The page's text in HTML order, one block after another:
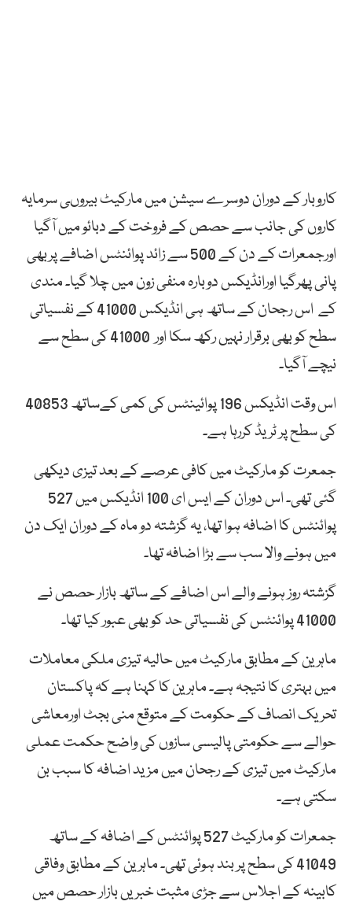
کاروبار کے دوران دوسرے سیشن میں مارکیٹ بیروںی سرمایہ
کاروں کی جانب سے حصص کے فروخت کے دبائو میں آگیا
اورجمعرات کے دن کے 500 سے زائد پوائنٹس اضافے پربھی
پانی پھرگیا اورانڈیکس دوبارہ منفی زون میں چلا گیا۔ مندی
کے اس رجحان کے ساتھ ہی انڈیکس 41000 کے نفسیاتی
سطح کو بھی برقرار نہیں رکھ سکا اور 41000 کی سطح سے
نیچے آگیا۔
اس وقت انڈیکس 196 پوائینٹس کی کمی کےساتھ 40853
کی سطح پر ٹریڈ کررہا ہے۔
جمعرت کو مارکیٹ میں کافی عرصے کے بعد تیزی دیکھی
گئی تھی۔ اس دوران کے ایس ای 100 انڈیکس میں 527
پوائنٹس کا اضافہ ہوا تھا، یہ گزشتہ دو ماہ کے دوران ایک دن
میں ہونے والا سب سے بڑا اضافہ تھا۔
گزشتہ روز ہونے والے اس اضافے کے ساتھ بازار حصص نے
41000 پوائنٹس کی نفسیاتی حد کو بھی عبور کیا تھا۔
ماہرین کے مطابق مارکیٹ میں حالیہ تیزی ملکی معاملات
میں بہتری کا نتیجہ ہے۔ ماہرین کا کہنا ہے کہ پاکستان
تحریک انصاف کے حکومت کے متوقع منی بجٹ اورمعاشی
حوالے سے حکومتی پالیسی سازوں کی واضح حکمت عملی
مارکیٹ میں تیزی کے رجحان میں مزید اضافہ کا سبب بن
سکتی ہے۔
جمعرات کو مارکیٹ 527 پوائنٹس کے اضافہ کے ساتھ
41049 کی سطح پر بند ہوئی تھی۔ ماہرین کے مطابق وفاقی
کابینہ کے اجلاس سے جڑی مثبت خبریں بازار حصص میں